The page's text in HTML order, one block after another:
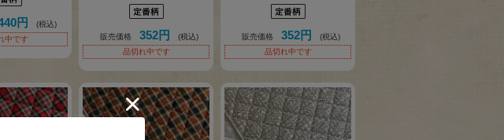
円
(税込)
中です
販売価格 352円
(税込)
品切れ中です
販売価格 352円
(税込)
品切れ中です